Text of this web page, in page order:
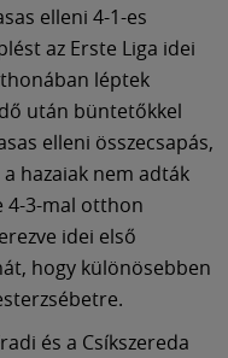
elleni 4-1-es
az Erste Liga idei
léptek
után büntetőkkel
elleni összecsapás,
hazaiak nem adták
4-3-mal otthon
idei első
hogy különösebben
és a Csíkszereda